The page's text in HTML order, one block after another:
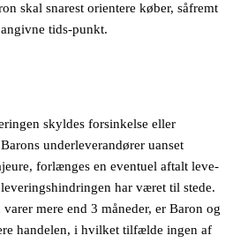
skal snarest orientere køber, såfremt
tids-punkt.
skyldes forsinkelse eller
underleverandører uanset
forlænges en eventuel aftalt leve-
har været til stede.
mere end 3 måneder, er Baron og
handelen, i hvilket tilfælde ingen af